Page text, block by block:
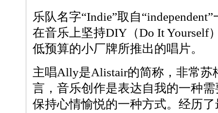
乐队名字“Indie”取自
在音乐上坚持DIY（Do It Yourself
低预算的小厂牌所推出的唱片。
主唱Ally是Alistair的简称，非常苏
言，音乐创作是表达自我的一种
保持心情愉悦的一种方式。经历